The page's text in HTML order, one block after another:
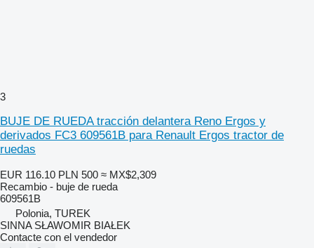
3
BUJE DE RUEDA tracción delantera Reno Ergos y
derivados FC3 609561B para Renault Ergos tractor de
ruedas
EUR 116.10 PLN 500 ≈ MX$2,309
Recambio - buje de rueda
609561B
Polonia, TUREK
SINNA SŁAWOMIR BIAŁEK
Contacte con el vendedor